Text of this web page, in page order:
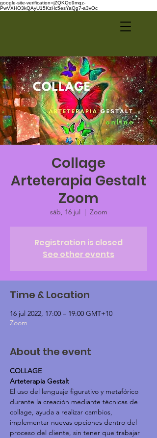
google-site-verification=jZQKQo9mqz-
PwVXHO3kQAyU15KzHc5esYaQg7-a3vOc
Collage
Arteterapia Gestalt
Zoom
sáb, 16 jul
  |
Zoom
Registration is closed
See other events
Time & Location
16 jul 2022, 17:00 – 19:00 GMT+10
Zoom
About the event
COLLAGE
Arteterapia Gestalt
El uso del lenguaje figurativo y metafórico
durante la creación mediante técnicas de
collage, ayuda a realizar cambios,
implementar nuevas opciones dentro del
proceso del cliente, sin tener que trabajar